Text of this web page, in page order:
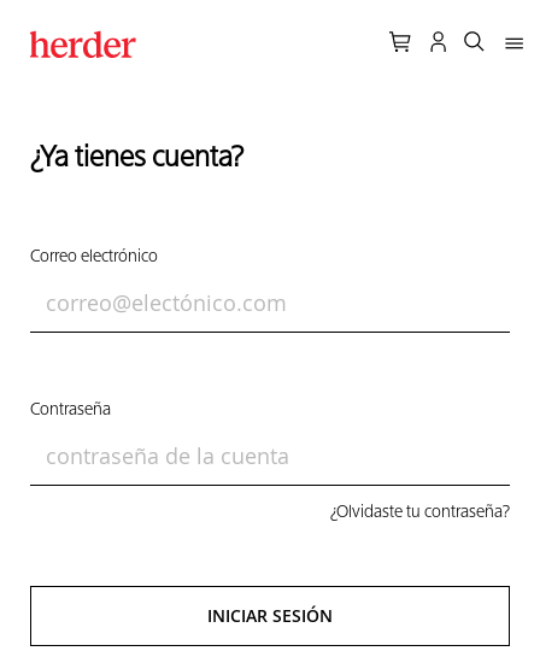
¿Ya tienes cuenta?
Correo electrónico
Contraseña
¿Olvidaste tu contraseña?
INICIAR SESIÓN